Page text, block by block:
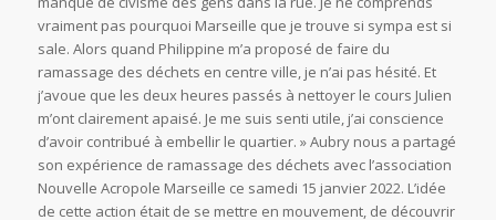
vraiment pas pourquoi Marseille que je trouve si sympa est si
sale. Alors quand Philippine m’a proposé de faire du
ramassage des déchets en centre ville, je n’ai pas hésité. Et
j’avoue que les deux heures passés à nettoyer le cours Julien
m’ont clairement apaisé. Je me suis senti utile, j’ai conscience
d’avoir contribué à embellir le quartier. » Aubry nous a partagé
son expérience de ramassage des déchets avec l’association
Nouvelle Acropole Marseille ce samedi 15 janvier 2022. L’idée
de cette action était de se mettre en mouvement, de découvrir